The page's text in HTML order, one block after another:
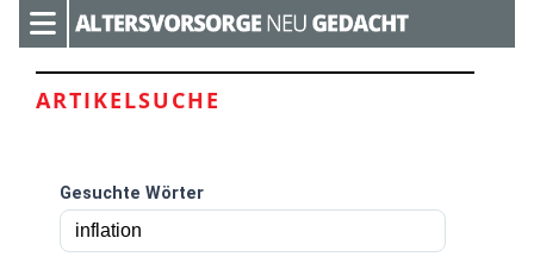
ARTIKELSUCHE
Gesuchte Wörter